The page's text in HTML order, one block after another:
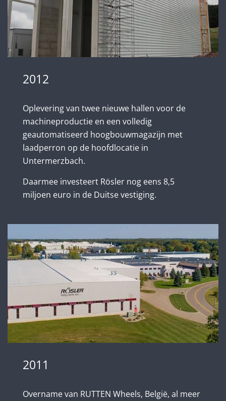
2012
Oplevering van twee nieuwe hallen voor de
machineproductie en een volledig
geautomatiseerd hoogbouwmagazijn met
laadperron op de hoofdlocatie in
Untermerzbach.
Daarmee investeert Rösler nog eens 8,5
miljoen euro in de Duitse vestiging.
2011
Overname van RUTTEN Wheels, België, al meer